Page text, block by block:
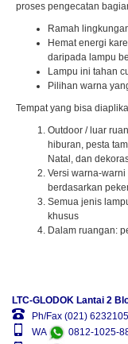
proses pengecatan
Ramah
Hemat energi
daripada lampu
Lampu ini tahan
Pilihan warna
Tempat yang bisa
Outdoor / luar
hiburan, pesta
Natal, dan
Versi warna-
berdasarkan
Semua jenis
khusus
Dalam ruangan:
LTC-GLODOK Lantai 2
Ph/Fax (021)
WA
0812-1025-